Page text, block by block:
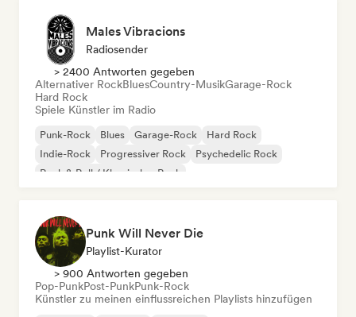
Males Vibracions
Radiosender
> 2400 Antworten gegeben
Alternativer RockBluesCountry-MusikGarage-Rock
Hard Rock
Spiele Künstler im Radio
Punk-Rock Blues Garage-Rock
Hard Rock
Indie-Rock
Progressiver Rock
Psychedelic Rock
Rock & Roll / Klassischer Rock
Punk Will Never Die
Playlist-Kurator
> 900 Antworten gegeben
Pop-PunkPost-PunkPunk-Rock
Künstler zu meinen einflussreichen Playlists hinzufügen